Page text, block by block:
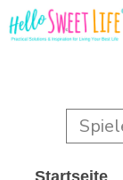
Startseite